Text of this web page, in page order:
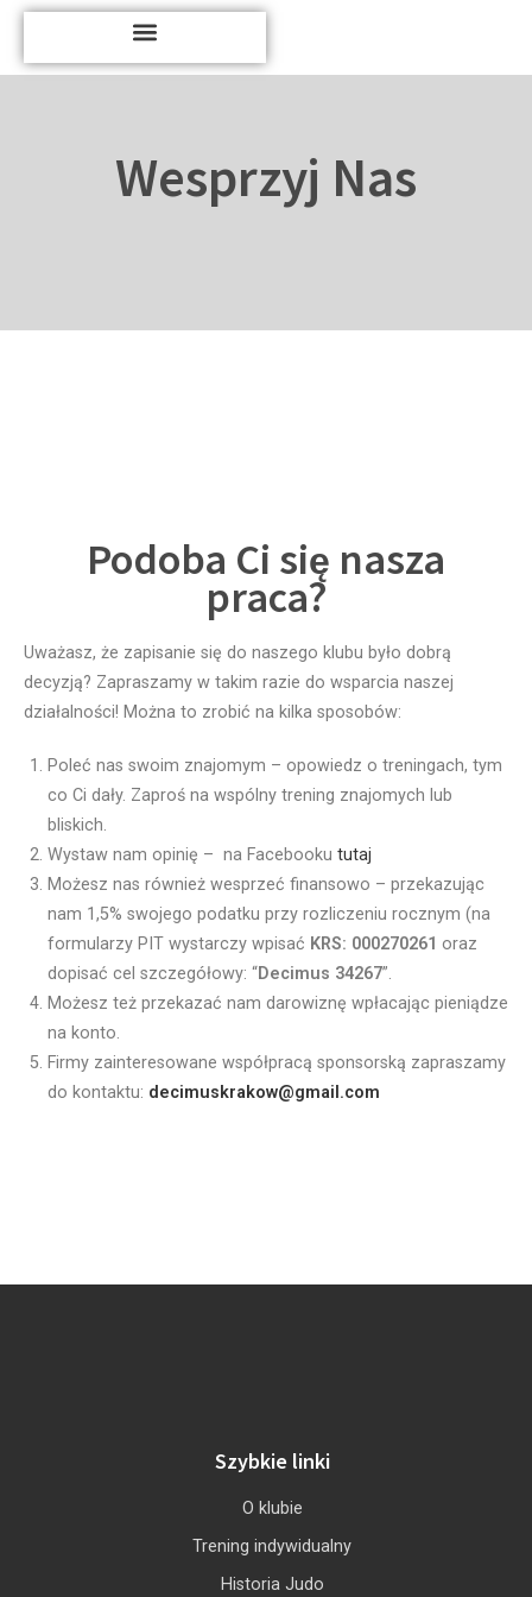
Wesprzyj Nas
Podoba Ci się nasza
praca?
Uważasz, że zapisanie się do naszego klubu było dobrą
decyzją? Zapraszamy w takim razie do wsparcia naszej
działalności! Można to zrobić na kilka sposobów:
Poleć nas swoim znajomym – opowiedz o treningach, tym
co Ci dały. Zaproś na wspólny trening znajomych lub
bliskich.
Wystaw nam opinię – na Facebooku tutaj
Możesz nas również wesprzeć finansowo – przekazując
nam 1,5% swojego podatku przy rozliczeniu rocznym (na
formularzy PIT wystarczy wpisać KRS: 000270261 oraz
dopisać cel szczegółowy: “Decimus 34267”.
Możesz też przekazać nam darowiznę wpłacając pieniądze
na konto.
Firmy zainteresowane współpracą sponsorską zapraszamy
do kontaktu: decimuskrakow@gmail.com
Szybkie linki
O klubie
Trening indywidualny
Historia Judo